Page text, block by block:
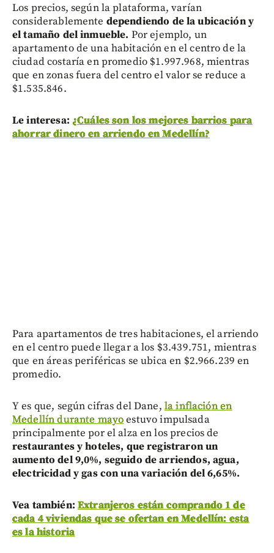
Los precios, según la plataforma, varían
considerablemente dependiendo de la ubicación y
el tamaño del inmueble. Por ejemplo, un
apartamento de una habitación en el centro de la
ciudad costaría en promedio $1.997.968, mientras
que en zonas fuera del centro el valor se reduce a
$1.535.846.
Le interesa: ¿Cuáles son los mejores barrios para
ahorrar dinero en arriendo en Medellín?
Para apartamentos de tres habitaciones, el arriendo
en el centro puede llegar a los $3.439.751, mientras
que en áreas periféricas se ubica en $2.966.239 en
promedio.
Y es que, según cifras del Dane, la inflación en
Medellín durante mayoestuvo impulsada
principalmente por el alza en los precios de
restaurantes y hoteles, que registraron un
aumento del 9,0%, seguido de arriendos, agua,
electricidad y gas con una variación del 6,65%.
Vea también: Extranjeros están comprando 1 de
cada 4 viviendas que se ofertan en Medellín: esta
es la historia